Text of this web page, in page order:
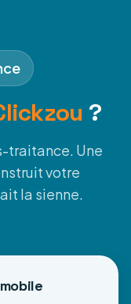
?
traitance. Une
votre
la sienne.